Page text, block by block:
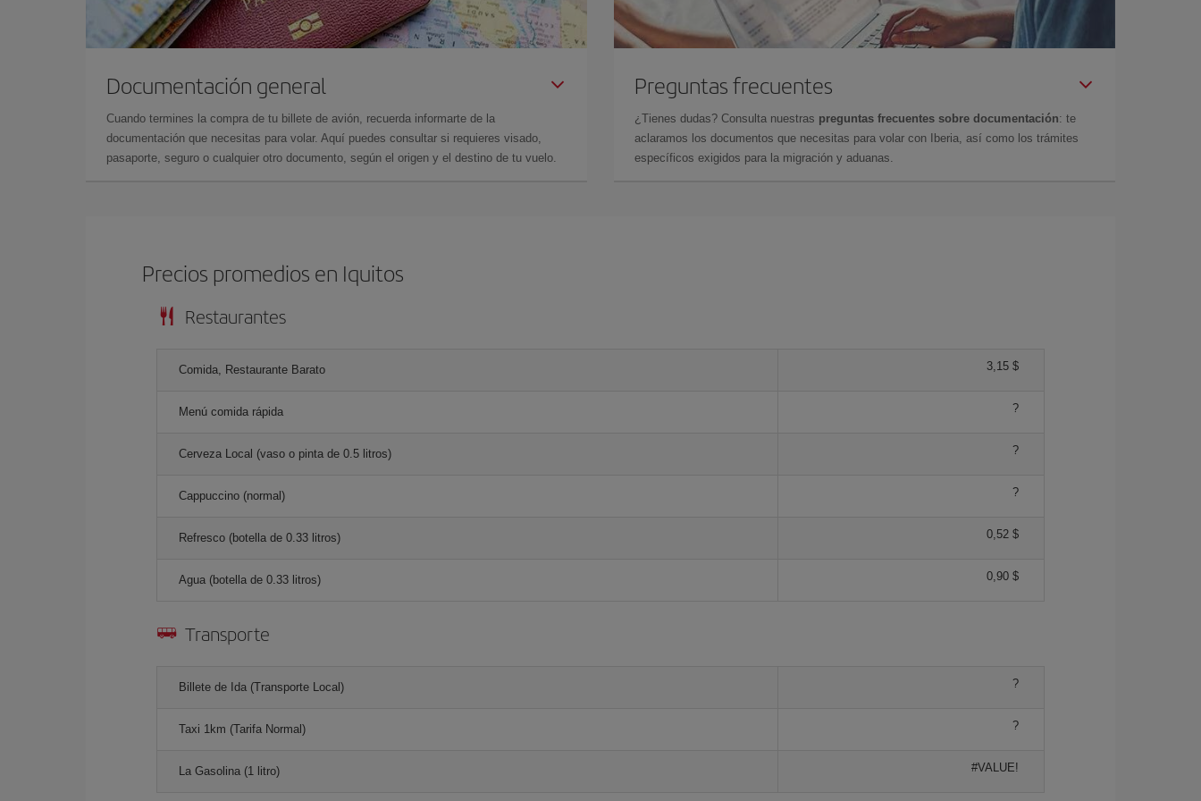
Documentación general
Cuando termines la compra de tu billete de avión, recuerda informarte de la
documentación que necesitas para volar. Aquí puedes consultar si requieres visado,
pasaporte, seguro o cualquier otro documento, según el origen y el destino de tu vuelo.
Preguntas frecuentes
¿Tienes dudas? Consulta nuestras preguntas frecuentes sobre documentación: te
aclaramos los documentos que necesitas para volar con Iberia, así como los trámites
específicos exigidos para la migración y aduanas.
Precios promedios en Iquitos
Restaurantes
Comida, Restaurante Barato 3,15 $
Menú comida rápida ?
Cerveza Local (vaso o pinta de 0.5 litros) ?
Cappuccino (normal) ?
Refresco (botella de 0.33 litros) 0,52 $
Agua (botella de 0.33 litros) 0,90 $
Transporte
Billete de Ida (Transporte Local) ?
Taxi 1km (Tarifa Normal) ?
La Gasolina (1 litro) #VALUE!